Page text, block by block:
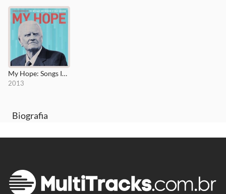
My Hope: Songs Inspired by the Message and Mission
2013
Biografia